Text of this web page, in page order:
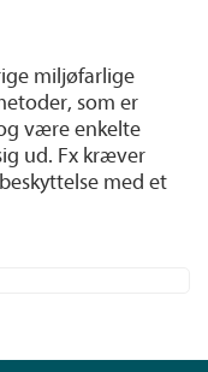
miljøfarlige
som er
være enkelte
ud. Fx kræver
med et